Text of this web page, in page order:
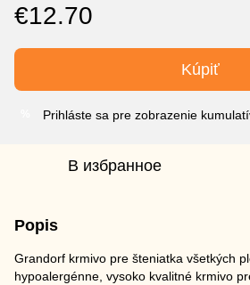
€12.70
Kúpiť
Prihláste sa pre zobrazenie
В избранное
Popis
Grandorf krmivo pre šteniatka všetkých
hypoalergénne, vysoko kvalitné krmivo